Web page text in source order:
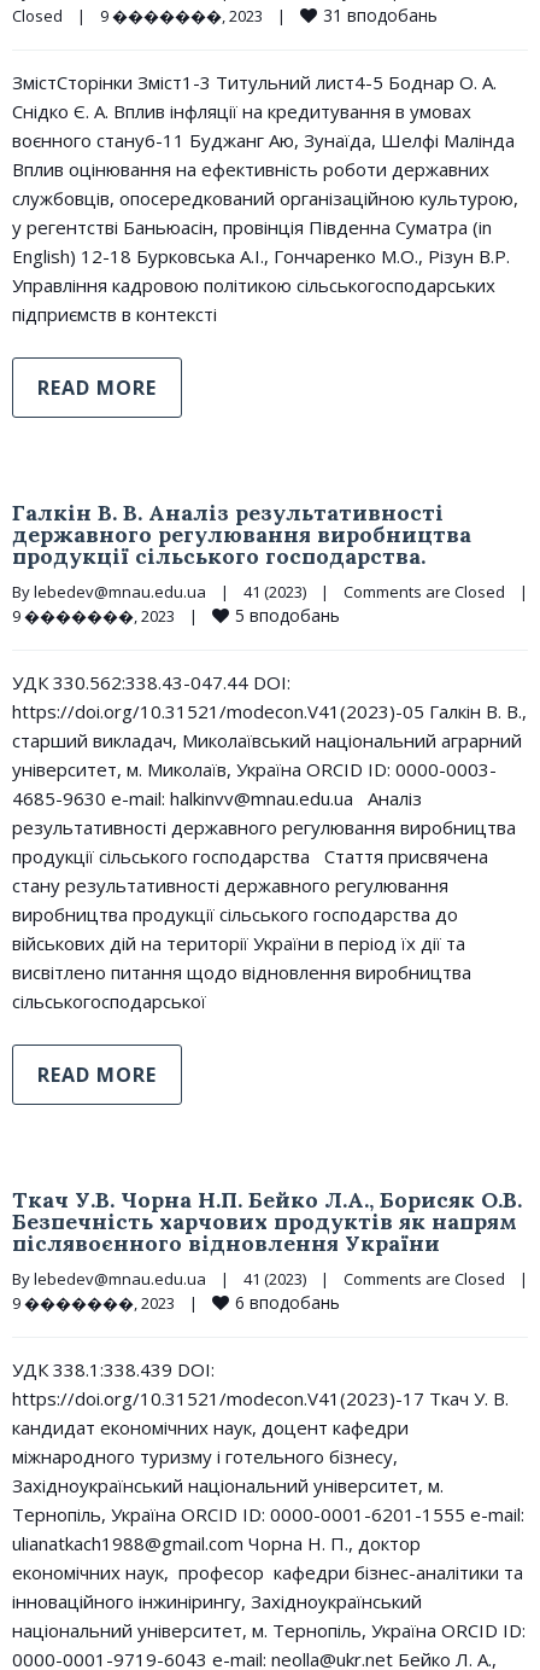
Closed
| 9 �������, 2023 | 31 вподобань
ЗмістСторінки Зміст1-3 Титульний лист4-5 Боднар О. А.
Снідко Є. А. Вплив інфляції на кредитування в умовах
воєнного стану6-11 Буджанг Аю, Зунаїда, Шелфі Малінда
Вплив оцінювання на ефективність роботи державних
службовців, опосередкований організаційною культурою,
у регентстві Баньюасін, провінція Південна Суматра (in
English) 12-18 Бурковська А.І., Гончаренко М.О., Різун В.Р.
Управлiння кадровою полiтикою сiльськогосподарських
пiдприємств в контекстi
READ MORE
Галкін В. В. Аналіз результативності
державного регулювання виробництва
продукції сільського господарства.
By lebedev@mnau.edu.ua | 41 (2023) | Comments are Closed
|
9 �������, 2023
| 5 вподобань
УДК 330.562:338.43-047.44 DOI:
https://doi.org/10.31521/modecon.V41(2023)-05 Галкін В. В.,
старший викладач, Миколаївський національний аграрний
університет, м. Миколаїв, Україна ORCID ID: 0000-0003-
4685-9630 e-mail: halkinvv@mnau.edu.ua Аналіз
результативності державного регулювання виробництва
продукції сільського господарства Стаття присвячена
стану результативності державного регулювання
виробництва продукції сільського господарства до
військових дій на території України в період їх дії та
висвітлено питання щодо відновлення виробництва
сільськогосподарської
READ MORE
Ткач У.В. Чорна Н.П. Бейко Л.А., Борисяк О.В.
Безпечність харчових продуктів як напрям
післявоєнного відновлення України
By lebedev@mnau.edu.ua | 41 (2023) | Comments are Closed
|
9 �������, 2023
| 6 вподобань
УДК 338.1:338.439 DOI:
https://doi.org/10.31521/modecon.V41(2023)-17 Ткач У. В.
кандидат економічних наук, доцент кафедри
міжнародного туризму і готельного бізнесу,
Західноукраїнський національний університет, м.
Тернопіль, Україна ORCID ID: 0000-0001-6201-1555 e-mail:
ulianatkach1988@gmail.com Чорна Н. П., доктор
економічних наук, професор кафедри бізнес-аналітики та
інноваційного інжинірингу, Західноукраїнський
національний університет, м. Тернопіль, Україна ORCID ID:
0000-0001-9719-6043 e-mail: neolla@ukr.net Бейко Л. А.,